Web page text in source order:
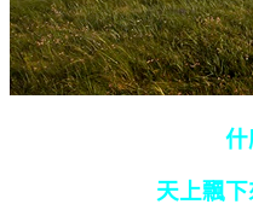
什
天上飄